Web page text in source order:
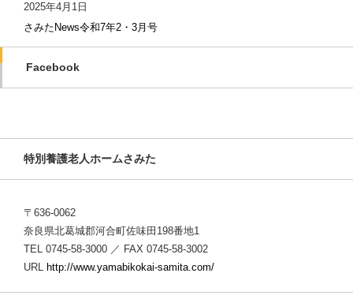
2025年4月1日
さみたNews令和7年2・3月号
Facebook
特別養護老人ホームさみた
〒636-0062
奈良県北葛城郡河合町佐味田198番地1
TEL 0745-58-3000 ／ FAX 0745-58-3002
URL http://www.yamabikokai-samita.com/